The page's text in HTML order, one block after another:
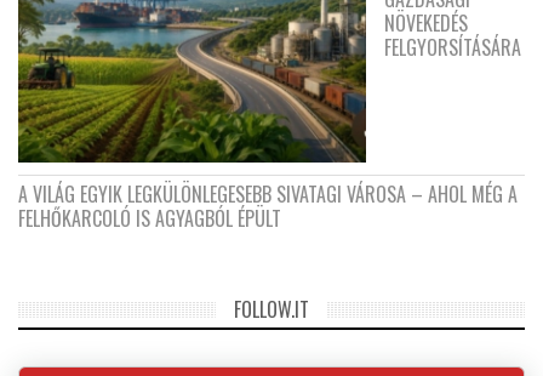
NÖVEKEDÉS
FELGYORSÍTÁSÁRA
A VILÁG EGYIK LEGKÜLÖNLEGESEBB SIVATAGI VÁROSA – AHOL MÉG A
FELHŐKARCOLÓ IS AGYAGBÓL ÉPÜLT
FOLLOW.IT